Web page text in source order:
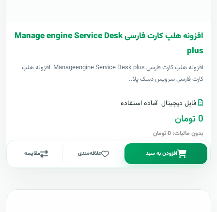
افزونه هلپ کارت فارسی Manage engine Service Desk
plus
افزونه هلپ کارت فارسی Manageengine Service Desk plus افزونه هلپ
کارت فارسی سرویس دسک پلا..
فایل دیجیتال آماده استفاده
0 تومان
بدون مالیات: 0 تومان
افزودن به سبد علاقه‌مندی مقایسه